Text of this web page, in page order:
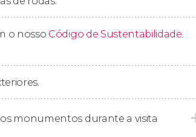
da cidade e seus mistérios.
Usina do Gasômetro.
o nosso Código de Sustentabilidade.
monumentos durante a visita